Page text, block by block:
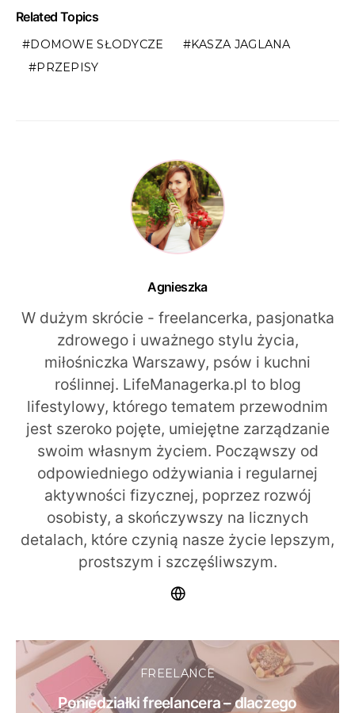
Related Topics
DOMOWE SŁODYCZE
KASZA JAGLANA
PRZEPISY
Agnieszka
W dużym skrócie - freelancerka, pasjonatka
zdrowego i uważnego stylu życia,
miłośniczka Warszawy, psów i kuchni
roślinnej. LifeManagerka.pl to blog
lifestylowy, którego tematem przewodnim
jest szeroko pojęte, umiejętne zarządzanie
swoim własnym życiem. Począwszy od
odpowiedniego odżywiania i regularnej
aktywności fizycznej, poprzez rozwój
osobisty, a skończywszy na licznych
detalach, które czynią nasze życie lepszym,
prostszym i szczęśliwszym.
FREELANCE
Poniedziałki freelancera – dlaczego